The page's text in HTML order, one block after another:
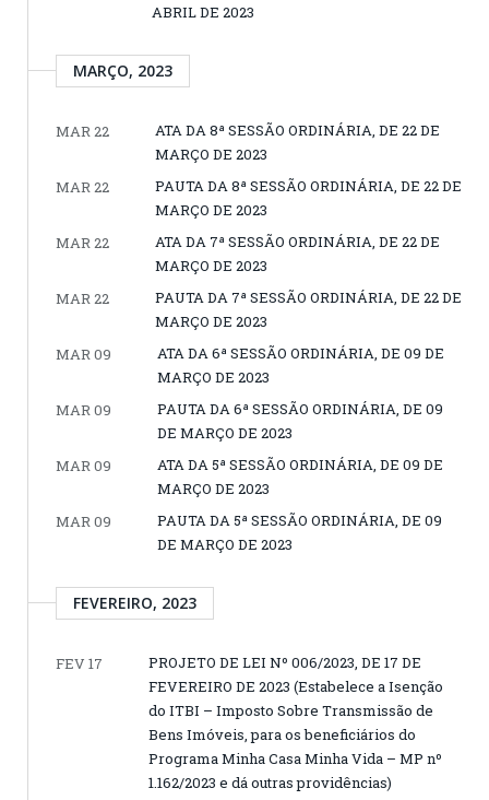
ABRIL DE 2023
MARÇO, 2023
MAR 22
ATA DA 8ª SESSÃO ORDINÁRIA, DE 22 DE
MARÇO DE 2023
MAR 22
PAUTA DA 8ª SESSÃO ORDINÁRIA, DE 22 DE
MARÇO DE 2023
MAR 22
ATA DA 7ª SESSÃO ORDINÁRIA, DE 22 DE
MARÇO DE 2023
MAR 22
PAUTA DA 7ª SESSÃO ORDINÁRIA, DE 22 DE
MARÇO DE 2023
MAR 09
ATA DA 6ª SESSÃO ORDINÁRIA, DE 09 DE
MARÇO DE 2023
MAR 09
PAUTA DA 6ª SESSÃO ORDINÁRIA, DE 09
DE MARÇO DE 2023
MAR 09
ATA DA 5ª SESSÃO ORDINÁRIA, DE 09 DE
MARÇO DE 2023
MAR 09
PAUTA DA 5ª SESSÃO ORDINÁRIA, DE 09
DE MARÇO DE 2023
FEVEREIRO, 2023
FEV 17
PROJETO DE LEI Nº 006/2023, DE 17 DE
FEVEREIRO DE 2023 (Estabelece a Isenção
do ITBI – Imposto Sobre Transmissão de
Bens Imóveis, para os beneficiários do
Programa Minha Casa Minha Vida – MP nº
1.162/2023 e dá outras providências)